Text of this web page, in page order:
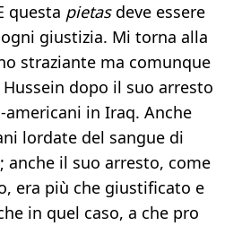
questa pietasdeve essere
giustizia. Mi torna alla
straziante ma comunque
dopo il suo arresto
in Iraq. Anche
lordate del sangue di
il suo arresto, come
era più che giustificato e
in quel caso, a che pro